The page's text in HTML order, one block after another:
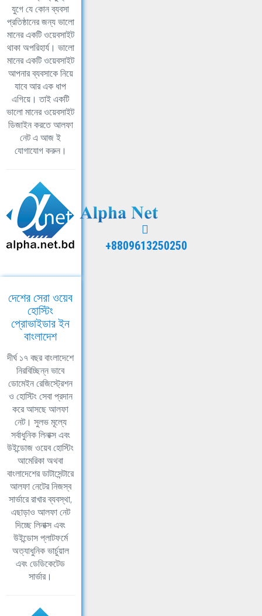
যুগে যে কোন ব্যবসা
প্রতিষ্ঠানের জন্য ভালো
মানের একটি ওয়েবসাইট
থাকা অপরিহার্য। ভালো
মানের একটি ওয়েবসাইট
আপনার ব্যবসাকে নিয়ে
যাবে আর এক ধাপ
এগিয়ে। তাই একটি
ভালো মানের ওয়েবসাইট
ডিজাইন করতে আলফা
নেট এ আজ ই
যোগাযোগ করুন।
+8809613250250
দেশের সেরা ওয়েব
হোস্টিং
প্রোভাইডার ইন
বাংলাদেশ
দীর্ঘ ১৭ বছর বাংলাদেশে
নিরবিচ্ছিন্ন ভাবে
ডোমেইন রেজিস্ট্রেশন
ও হোস্টিং সেবা প্রদান
করে আসছে আলফা
নেট। সুলভ মূল্যে
সর্বাধুনিক লিনাক্স এবং
উইন্ডোজ ওয়েব হোস্টিং
আমেরিকা অথবা
বাংলাদেশের ডাটাসেন্টারে
আলফা নেটের নিজস্ব
সার্ভারে রাখার ব্যবস্থা,
এছাড়াও আলফা নেট
দিচ্ছে লিনাক্স এবং
উইন্ডোস প্লাটফর্মে
অত্যাধুনিক ভার্চুয়াল
এবং ডেডিকেটেড
সার্ভার।